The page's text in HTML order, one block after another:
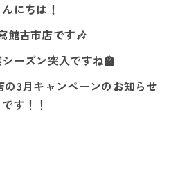
にちは！
館古市店です🎶
ーズン突入ですね🏫
3月キャンペーンのお知らせ
です！！